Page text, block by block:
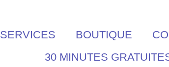
SERVICES BOUTIQUE
30 MINUTES